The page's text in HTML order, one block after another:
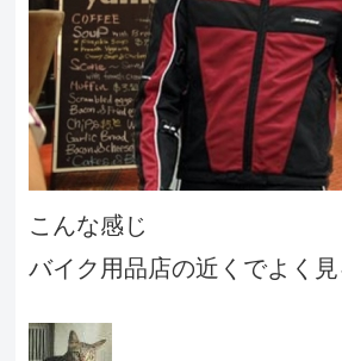
こんな感じ
バイク用品店の近くでよく